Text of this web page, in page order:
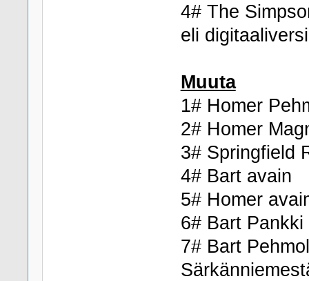
4# The
eli
Muuta
1# Homer
2# Homer
3# Springfield
4# Bart avain
5# Homer
6# Bart Pankki
7# Bart